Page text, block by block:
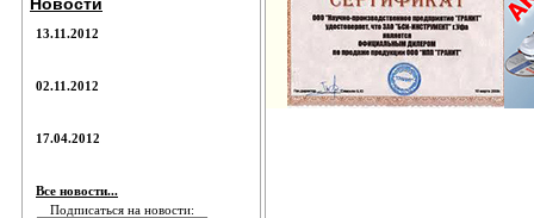
13.11.2012
02.11.2012
17.04.2012
Все новости...
Подписаться на новости: